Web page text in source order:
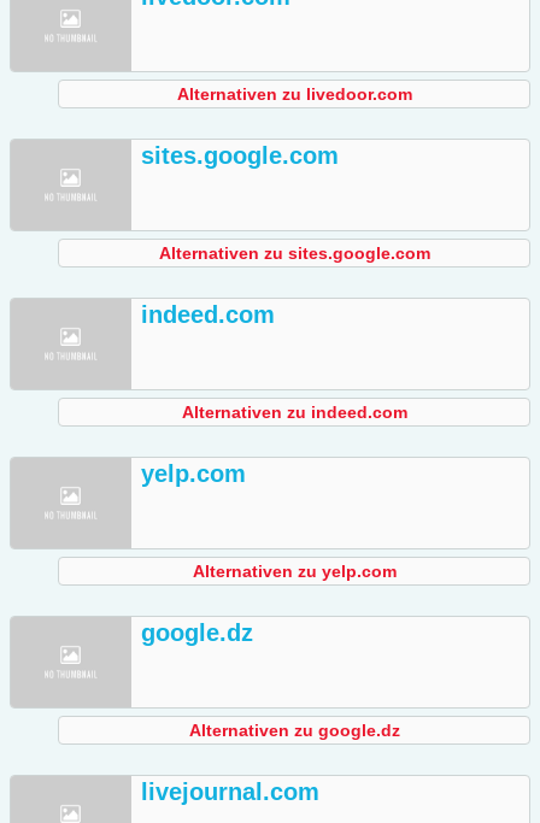
Alternativen zu livedoor.com
sites.google.com
Alternativen zu sites.google.com
indeed.com
Alternativen zu indeed.com
yelp.com
Alternativen zu yelp.com
google.dz
Alternativen zu google.dz
livejournal.com